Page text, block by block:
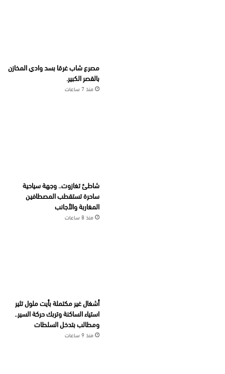
مصرع شاب غرقا بسد وادي المخازن
بالقصر الكبير.
منذ 7 ساعات
شاطئ تغازوت.. وجهة سياحية
ساحرة تستقطب المصطافين
المغاربة والأجانب
منذ 8 ساعات
أشغال غير مكتملة بأيت ملول تثير
استياء الساكنة وتربك حركة السير..
ومطالب بتدخل السلطات
منذ 9 ساعات